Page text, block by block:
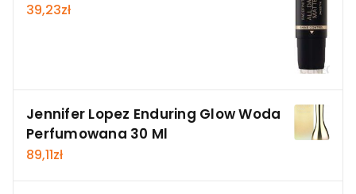
39,23zł
Jennifer Lopez Enduring Glow Woda
Perfumowana 30 Ml
89,11zł